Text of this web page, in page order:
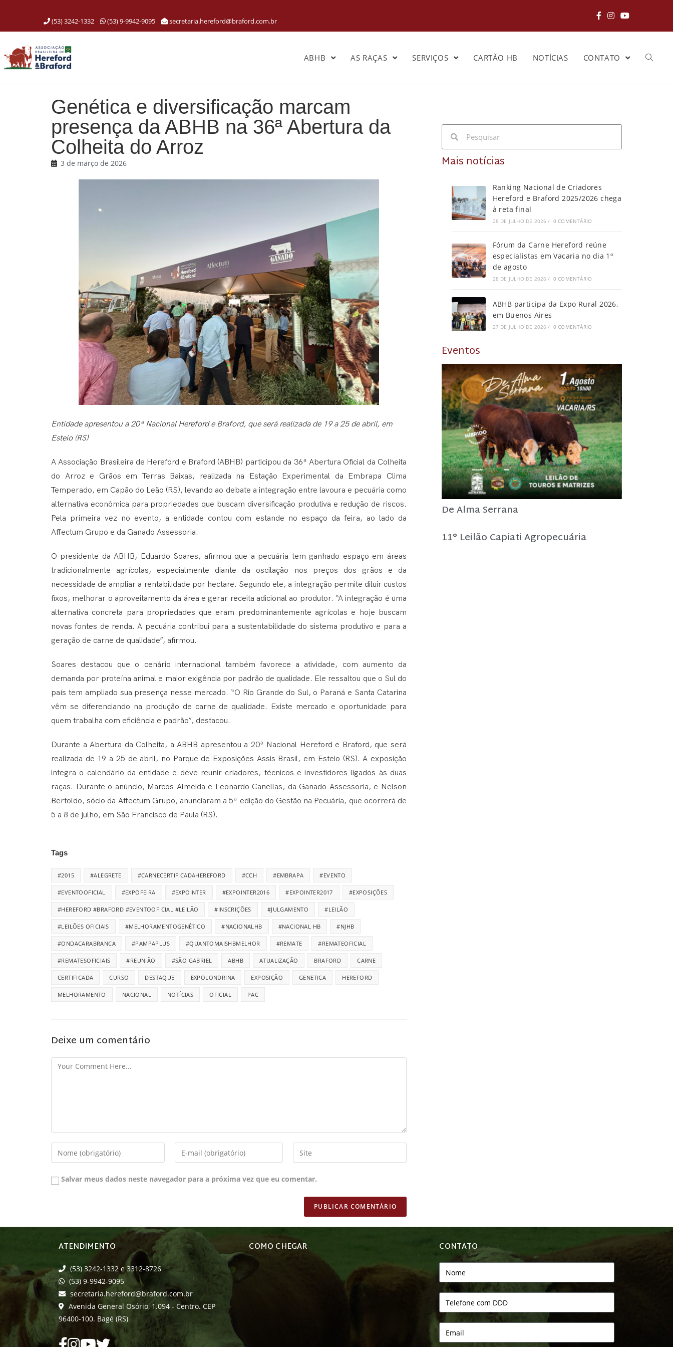
(53) 3242-1332 (53) 9-9942-9095 secretaria.hereford@braford.com.br
ABHB AS RAÇAS SERVIÇOS CARTÃO HB NOTÍCIAS CONTATO
Genética e diversificação marcam
presença da ABHB na 36ª Abertura da
Colheita do Arroz
3 de março de 2026
Entidade apresentou a 20ª Nacional Hereford e Braford, que será realizada de 19 a 25 de abril, em
Esteio (RS)
A Associação Brasileira de Hereford e Braford (ABHB) participou da 36ª Abertura Oficial da Colheita
do Arroz e Grãos em Terras Baixas, realizada na Estação Experimental da Embrapa Clima
Temperado, em Capão do Leão (RS), levando ao debate a integração entre lavoura e pecuária como
alternativa econômica para propriedades que buscam diversificação produtiva e redução de riscos.
Pela primeira vez no evento, a entidade contou com estande no espaço da feira, ao lado da
Affectum Grupo e da Ganado Assessoria.
O presidente da ABHB, Eduardo Soares, afirmou que a pecuária tem ganhado espaço em áreas
tradicionalmente agrícolas, especialmente diante da oscilação nos preços dos grãos e da
necessidade de ampliar a rentabilidade por hectare. Segundo ele, a integração permite diluir custos
fixos, melhorar o aproveitamento da área e gerar receita adicional ao produtor. “A integração é uma
alternativa concreta para propriedades que eram predominantemente agrícolas e hoje buscam
novas fontes de renda. A pecuária contribui para a sustentabilidade do sistema produtivo e para a
geração de carne de qualidade”, afirmou.
Soares destacou que o cenário internacional também favorece a atividade, com aumento da
demanda por proteína animal e maior exigência por padrão de qualidade. Ele ressaltou que o Sul do
país tem ampliado sua presença nesse mercado. “O Rio Grande do Sul, o Paraná e Santa Catarina
vêm se diferenciando na produção de carne de qualidade. Existe mercado e oportunidade para
quem trabalha com eficiência e padrão”, destacou.
Durante a Abertura da Colheita, a ABHB apresentou a 20ª Nacional Hereford e Braford, que será
realizada de 19 a 25 de abril, no Parque de Exposições Assis Brasil, em Esteio (RS). A exposição
integra o calendário da entidade e deve reunir criadores, técnicos e investidores ligados às duas
raças. Durante o anúncio, Marcos Almeida e Leonardo Canellas, da Ganado Assessoria, e Nelson
Bertoldo, sócio da Affectum Grupo, anunciaram a 5ª edição do Gestão na Pecuária, que ocorrerá de
5 a 8 de julho, em São Francisco de Paula (RS).
Tags
#2015 #ALEGRETE #CARNECERTIFICADAHEREFORD #CCH #EMBRAPA #EVENTO
#EVENTOOFICIAL #EXPOFEIRA #EXPOINTER #EXPOINTER2016 #EXPOINTER2017 #EXPOSIÇÕES
#HEREFORD #BRAFORD #EVENTOOFICIAL #LEILÃO #INSCRIÇÕES #JULGAMENTO #LEILÃO
#LEILÕES OFICIAIS #MELHORAMENTOGENÉTICO #NACIONALHB #NACIONAL HB #NJHB
#ONDACARABRANCA #PAMPAPLUS #QUANTOMAISHBMELHOR #REMATE #REMATEOFICIAL
#REMATESOFICIAIS #REUNIÃO #SÃO GABRIEL ABHB ATUALIZAÇÃO BRAFORD CARNE
CERTIFICADA CURSO DESTAQUE EXPOLONDRINA EXPOSIÇÃO GENETICA HEREFORD
MELHORAMENTO NACIONAL NOTÍCIAS OFICIAL PAC
Deixe um comentário
Salvar meus dados neste navegador para a próxima vez que eu comentar.
Mais notícias
Ranking Nacional de Criadores
Hereford e Braford 2025/2026 chega
à reta final
28 DE JULHO DE 2026 / 0 COMENTÁRIO
Fórum da Carne Hereford reúne
especialistas em Vacaria no dia 1º
de agosto
28 DE JULHO DE 2026 / 0 COMENTÁRIO
ABHB participa da Expo Rural 2026,
em Buenos Aires
27 DE JULHO DE 2026 / 0 COMENTÁRIO
Eventos
De Alma Serrana
11° Leilão Capiati Agropecuária
ATENDIMENTO
(53) 3242-1332 e 3312-8726
(53) 9-9942-9095
secretaria.hereford@braford.com.br
Avenida General Osório, 1.094 - Centro. CEP
96400-100. Bagé (RS)
COMO CHEGAR CONTATO